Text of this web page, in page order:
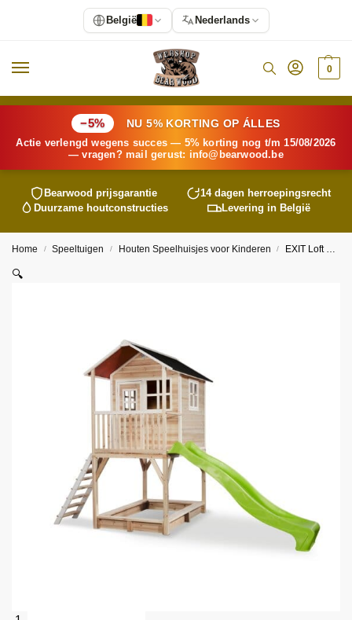
0
−5% NU 5% KORTING OP ÁLLES
Actie verlengd wegens succes — 5% korting nog t/m 15/08/2026
— vragen? mail gerust: info@ bearwood.be
Bearwood prijsgarantie
14 dagen herroepingsrecht
Duurzame houtconstructies
Levering in België
Home / Speeltuigen / Houten Speelhuisjes voor Kinderen / EXIT Loft 700 houten speelhuis – kleurkeuze
🔍
België Nederlands